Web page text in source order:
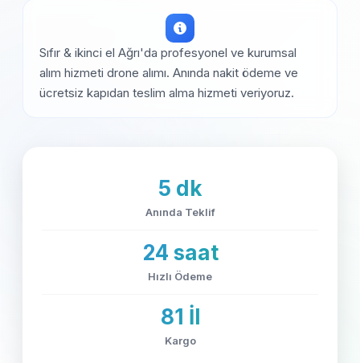
Sıfır & ikinci el Ağrı'da profesyonel ve kurumsal
alım hizmeti drone alımı. Anında nakit ödeme ve
ücretsiz kapıdan teslim alma hizmeti veriyoruz.
5 dk
Anında Teklif
24 saat
Hızlı Ödeme
81 İl
Kargo